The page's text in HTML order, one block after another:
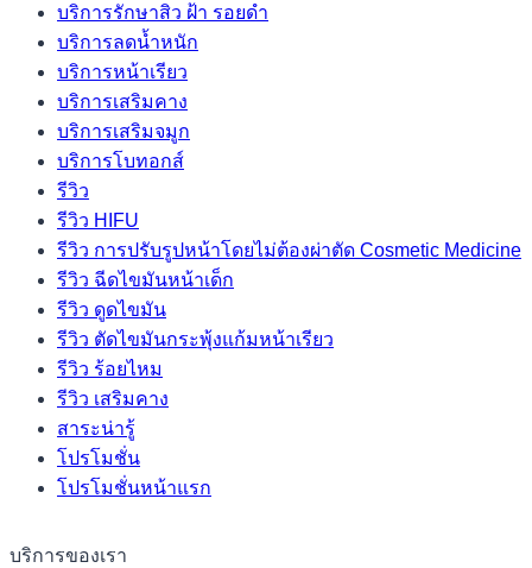
บริการรักษาสิว ฝ้า รอยดำ
บริการลดน้ำหนัก
บริการหน้าเรียว
บริการเสริมคาง
บริการเสริมจมูก
บริการโบทอกส์
รีวิว
รีวิว HIFU
รีวิว การปรับรูปหน้าโดยไม่ต้องผ่าตัด Cosmetic Medicine
รีวิว ฉีดไขมันหน้าเด็ก
รีวิว ดูดไขมัน
รีวิว ตัดไขมันกระพุ้งแก้มหน้าเรียว
รีวิว ร้อยไหม
รีวิว เสริมคาง
สาระน่ารู้
โปรโมชั่น
โปรโมชั่นหน้าแรก
บริการของเรา